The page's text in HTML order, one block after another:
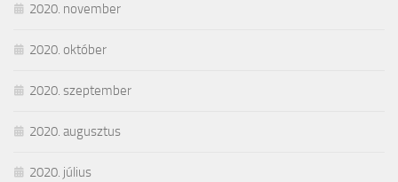
2020. november
2020. október
2020. szeptember
2020. augusztus
2020. július